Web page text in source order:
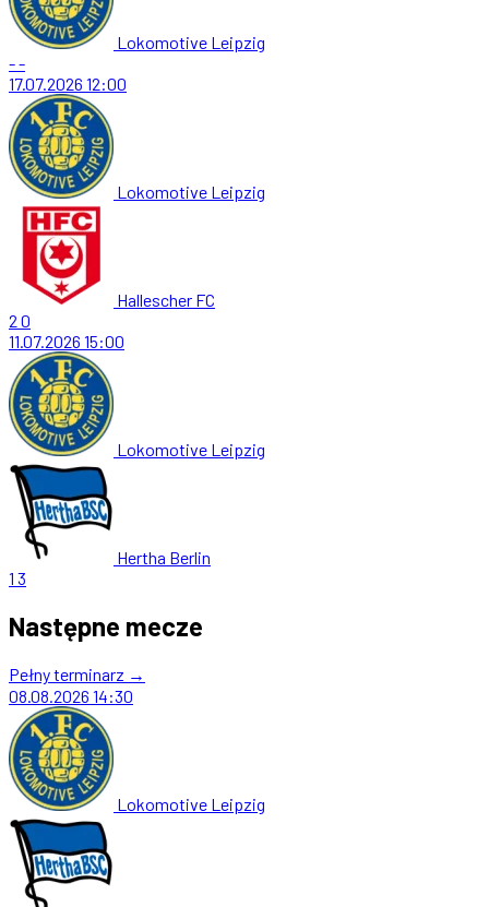
Lokomotive Leipzig
--
17.07.2026 12:00
Lokomotive Leipzig
Hallescher FC
2 0
11.07.2026 15:00
Lokomotive Leipzig
Hertha Berlin
1 3
Następne mecze
Pełny terminarz →
08.08.2026 14:30
Lokomotive Leipzig